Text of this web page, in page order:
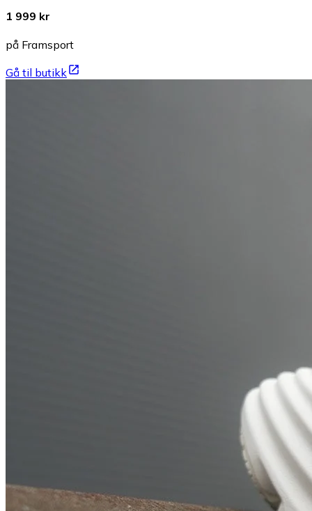
1 999 kr
på Framsport
Gå til butikk